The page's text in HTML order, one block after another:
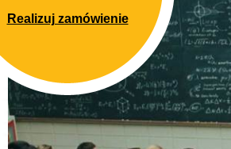
Realizuj zamówienie